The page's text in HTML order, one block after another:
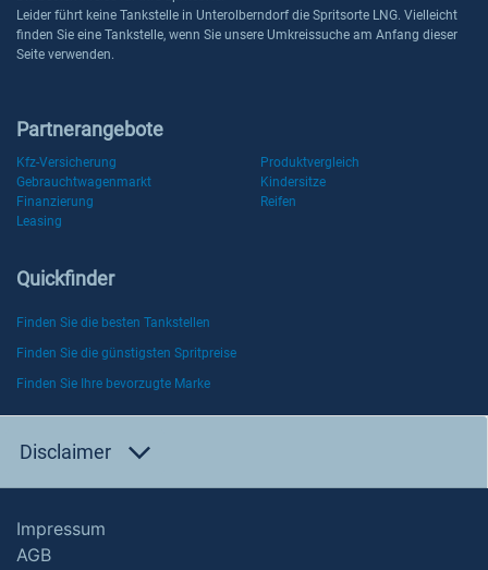
Leider führt keine Tankstelle in Unterolberndorf die Spritsorte LNG. Vielleicht
finden Sie eine Tankstelle, wenn Sie unsere Umkreissuche am Anfang dieser
Seite verwenden.
Partnerangebote
Kfz-Versicherung
Produktvergleich
Gebrauchtwagenmarkt
Kindersitze
Finanzierung
Reifen
Leasing
Quickfinder
Finden Sie die besten Tankstellen
Finden Sie die günstigsten Spritpreise
Finden Sie Ihre bevorzugte Marke
Disclaimer
Impressum
AGB